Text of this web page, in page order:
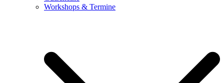
Workshops & Termine